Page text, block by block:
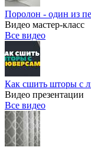
Поролон - один из
Видео мастер-класс
Все видео
Как сшить шторы с
Видео презентации
Все видео